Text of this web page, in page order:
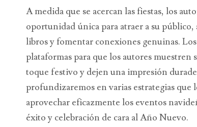
A medida que se acercan las fiestas, los
oportunidad única para atraer a su
libros y fomentar conexiones genuinas.
plataformas para que los autores muestren
toque festivo y dejen una impresión
profundizaremos en varias estrategias que
aprovechar eficazmente los eventos
éxito y celebración de cara al Año Nuevo.